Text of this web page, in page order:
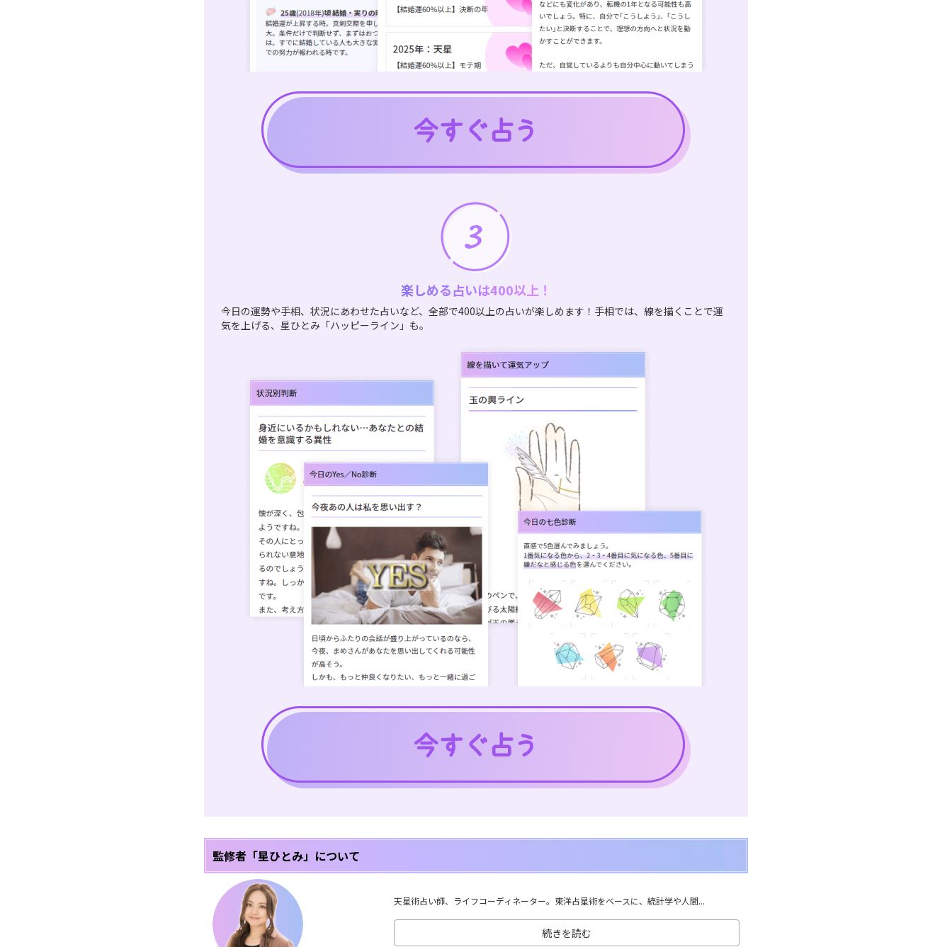
楽しめる占いは400以上！
今日の運勢や手相、状況にあわせた占いなど、全部で400以上の占いが楽しめます！手相では、線を描くことで運
気を上げる、星ひとみ「ハッピーライン」も。
監修者「星ひとみ」について
天星術占い師、ライフコーディネーター。東洋占星術をベースに、統計学や人間...
続きを読む